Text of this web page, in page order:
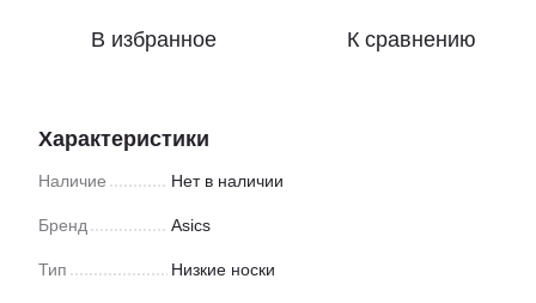
В избранное К сравнению
Характеристики
Наличие Нет в наличии
Бренд Asics
Тип Низкие носки